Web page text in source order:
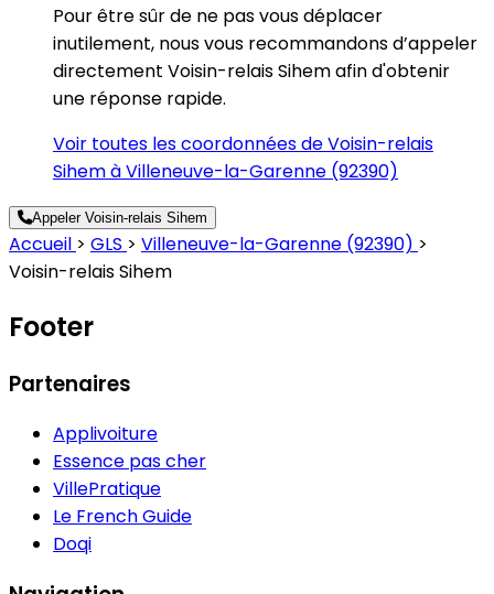
Pour être sûr de ne pas vous déplacer
inutilement, nous vous recommandons d’appeler
directement Voisin-relais Sihem afin d'obtenir
une réponse rapide.
Voir toutes les coordonnées de Voisin-relais
Sihem à Villeneuve-la-Garenne (92390)
Appeler Voisin-relais Sihem
Accueil > GLS > Villeneuve-la-Garenne (92390) >
Voisin-relais Sihem
Footer
Partenaires
Applivoiture
Essence pas cher
VillePratique
Le French Guide
Doqi